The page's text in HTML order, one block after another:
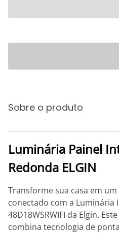
Sobre o produto
Luminária Painel
Redonda ELGIN
Transforme sua casa em
conectado com a Luminária
48D18WSRWIFI da Elgin.
combina tecnologia de